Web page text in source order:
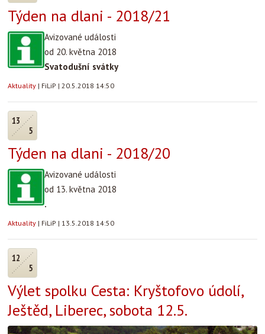
Týden na dlani - 2018/21
Avizované události
od 20. května 2018
Svatodušní svátky
Aktuality | FiLiP | 20.5.2018 14:50
13
5
Týden na dlani - 2018/20
Avizované události
od 13. května 2018
.
Aktuality | FiLiP | 13.5.2018 14:50
12
5
Výlet spolku Cesta: Kryštofovo údolí,
Ještěd, Liberec, sobota 12.5.